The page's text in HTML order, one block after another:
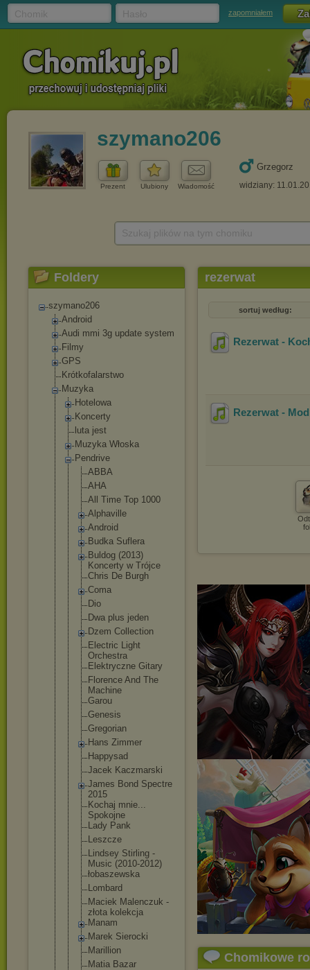
zapomniałem
szymano206
Prezent Ulubiony Wiadomość
Grzegorz
widziany:
Foldery
szymano206
Android
Audi mmi 3g update system
Filmy
GPS
Krótkofalarstwo
Muzyka
Hotelowa
Koncerty
luta jest
Muzyka Włoska
Pendrive
ABBA
AHA
All Time Top 1000
Alphaville
Android
Budka Suflera
Buldog (2013)
Koncerty w Trójce
Chris De Burgh
Coma
Dio
Dwa plus jeden
Dzem Collection
Electric Light
Orchestra
Elektryczne Gitary
Florence And The
Machine
Garou
Genesis
Gregorian
Hans Zimmer
Happysad
Jacek Kaczmarski
James Bond Spectre
2015
Kochaj mnie...
Spokojne
Lady Pank
Leszcze
Lindsey Stirling -
Music (2010-2012)
łobaszewska
Lombard
Maciek Malenczuk -
złota kolekcja
Manam
Marek Sierocki
Marillion
Matia Bazar
rezerwat
sortuj według:
Rezerwat -
Rezerwat -
Chomikowe